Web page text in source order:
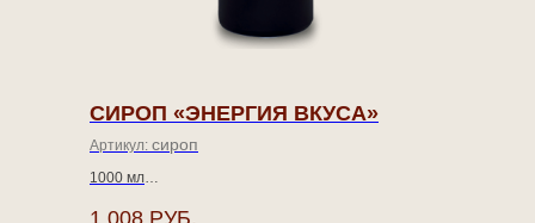
СИРОП «ЭНЕРГИЯ ВКУСА»
Артикул: сироп
1000 мл